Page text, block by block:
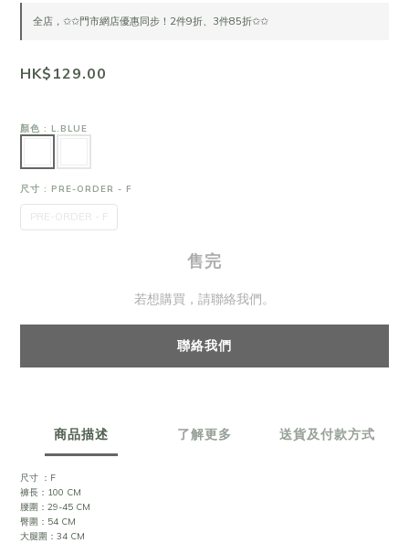
全店，✩✩門市網店優惠同步！2件9折、3件85折✩✩
HK$129.00
顏色 : L.BLUE
尺寸 : PRE-ORDER - F
PRE-ORDER - F
售完
若想購買，請聯絡我們。
聯絡我們
商品描述 了解更多 送貨及付款方式
尺寸 ：F
褲長：100 CM
腰圍：29-45 CM
臀圍：54 CM
大腿圍：34 CM